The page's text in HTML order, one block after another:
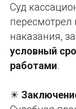
Суд
пересмотрел
наказания,
условный
работами.
✴️